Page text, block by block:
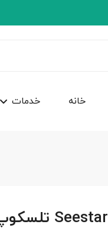
خانه خدمات
Seestar تلسکوپ هوشمند ZWO